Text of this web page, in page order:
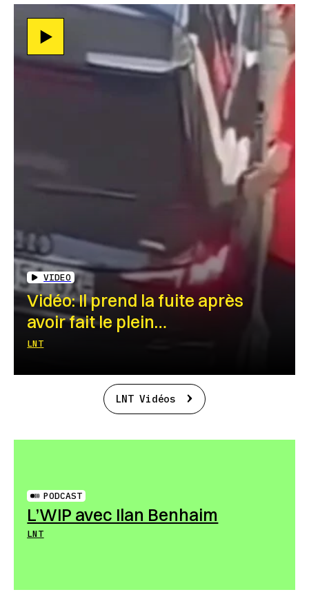
VIDEO
Vidéo: Il prend la fuite après
avoir fait le plein…
LNT
LNT Vidéos
PODCAST
L’WIP avec Ilan Benhaim
LNT